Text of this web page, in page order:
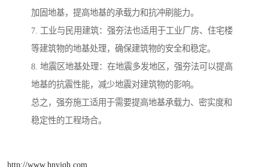
加固地基，提高地基的承载力和抗冲刷能力。
7. 工业与民用建筑：强夯法也适用于工业厂房、住宅楼
等建筑物的地基处理，确保建筑物的安全和稳定。
8. 地震区地基处理：在地震多发地区，强夯法可以提高
地基的抗震性能，减少地震对建筑物的影响。
总之，强夯施工适用于需要提高地基承载力、密实度和
稳定性的工程场合。
http://www.hnyjqh.com